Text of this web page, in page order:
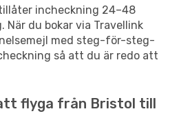
incheckning 24–48
När du bokar via Travellink
med steg-för-steg-
så att du är redo att
flyga från Bristol till